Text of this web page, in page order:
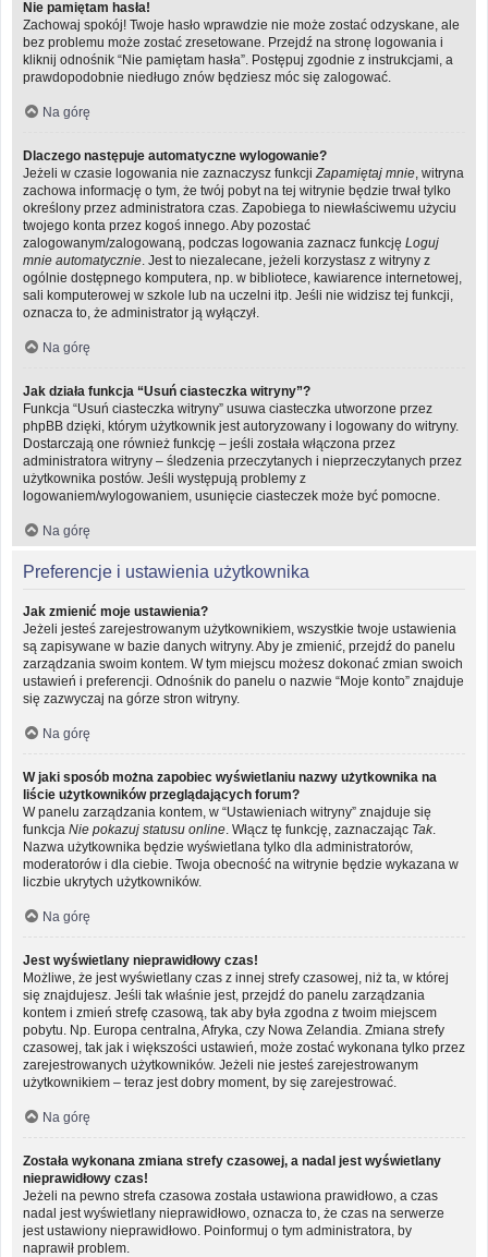
Nie pamiętam hasła!
Zachowaj spokój! Twoje hasło wprawdzie nie może zostać odzyskane, ale
bez problemu może zostać zresetowane. Przejdź na stronę logowania i
kliknij odnośnik “Nie pamiętam hasła”. Postępuj zgodnie z instrukcjami, a
prawdopodobnie niedługo znów będziesz móc się zalogować.
Na górę
Dlaczego następuje automatyczne wylogowanie?
Jeżeli w czasie logowania nie zaznaczysz funkcji Zapamiętaj mnie , witryna
zachowa informację o tym, że twój pobyt na tej witrynie będzie trwał tylko
określony przez administratora czas. Zapobiega to niewłaściwemu użyciu
twojego konta przez kogoś innego. Aby pozostać
zalogowanym/zalogowaną, podczas logowania zaznacz funkcję Loguj
mnie automatycznie . Jest to niezalecane, jeżeli korzystasz z witryny z
ogólnie dostępnego komputera, np. w bibliotece, kawiarence internetowej,
sali komputerowej w szkole lub na uczelni itp. Jeśli nie widzisz tej funkcji,
oznacza to, że administrator ją wyłączył.
Na górę
Jak działa funkcja “Usuń ciasteczka witryny”?
Funkcja “Usuń ciasteczka witryny” usuwa ciasteczka utworzone przez
phpBB dzięki, którym użytkownik jest autoryzowany i logowany do witryny.
Dostarczają one również funkcję – jeśli została włączona przez
administratora witryny – śledzenia przeczytanych i nieprzeczytanych przez
użytkownika postów. Jeśli występują problemy z
logowaniem/wylogowaniem, usunięcie ciasteczek może być pomocne.
Na górę
Preferencje i ustawienia użytkownika
Jak zmienić moje ustawienia?
Jeżeli jesteś zarejestrowanym użytkownikiem, wszystkie twoje ustawienia
są zapisywane w bazie danych witryny. Aby je zmienić, przejdź do panelu
zarządzania swoim kontem. W tym miejscu możesz dokonać zmian swoich
ustawień i preferencji. Odnośnik do panelu o nazwie “Moje konto” znajduje
się zazwyczaj na górze stron witryny.
Na górę
W jaki sposób można zapobiec wyświetlaniu nazwy użytkownika na
liście użytkowników przeglądających forum?
W panelu zarządzania kontem, w “Ustawieniach witryny” znajduje się
funkcja Nie pokazuj statusu online . Włącz tę funkcję, zaznaczając Tak.
Nazwa użytkownika będzie wyświetlana tylko dla administratorów,
moderatorów i dla ciebie. Twoja obecność na witrynie będzie wykazana w
liczbie ukrytych użytkowników.
Na górę
Jest wyświetlany nieprawidłowy czas!
Możliwe, że jest wyświetlany czas z innej strefy czasowej, niż ta, w której
się znajdujesz. Jeśli tak właśnie jest, przejdź do panelu zarządzania
kontem i zmień strefę czasową, tak aby była zgodna z twoim miejscem
pobytu. Np. Europa centralna, Afryka, czy Nowa Zelandia. Zmiana strefy
czasowej, tak jak i większości ustawień, może zostać wykonana tylko przez
zarejestrowanych użytkowników. Jeżeli nie jesteś zarejestrowanym
użytkownikiem – teraz jest dobry moment, by się zarejestrować.
Na górę
Została wykonana zmiana strefy czasowej, a nadal jest wyświetlany
nieprawidłowy czas!
Jeżeli na pewno strefa czasowa została ustawiona prawidłowo, a czas
nadal jest wyświetlany nieprawidłowo, oznacza to, że czas na serwerze
jest ustawiony nieprawidłowo. Poinformuj o tym administratora, by
naprawił problem.